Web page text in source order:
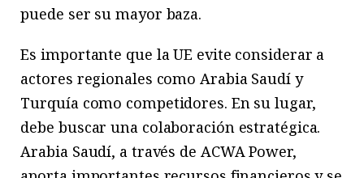
puede ser su mayor baza.
Es importante que la UE evite considerar a
actores regionales como Arabia Saudí y
Turquía como competidores. En su lugar,
debe buscar una colaboración estratégica.
Arabia Saudí, a través de ACWA Power,